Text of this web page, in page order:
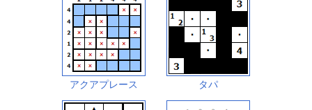
アクアプレース タパ